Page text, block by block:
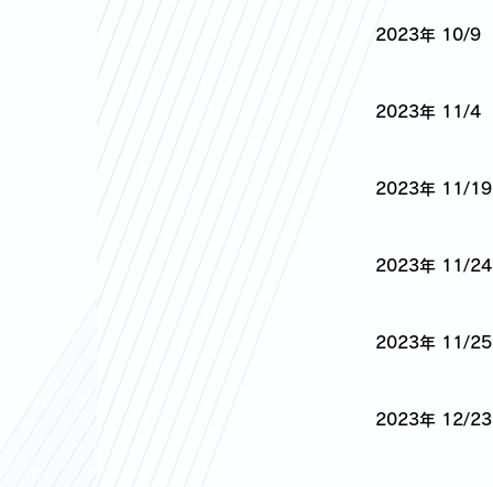
2023年 10/9
2023年 11/4
2023年 11/19
2023年 11/24
2023年 11/25
2023年 12/23